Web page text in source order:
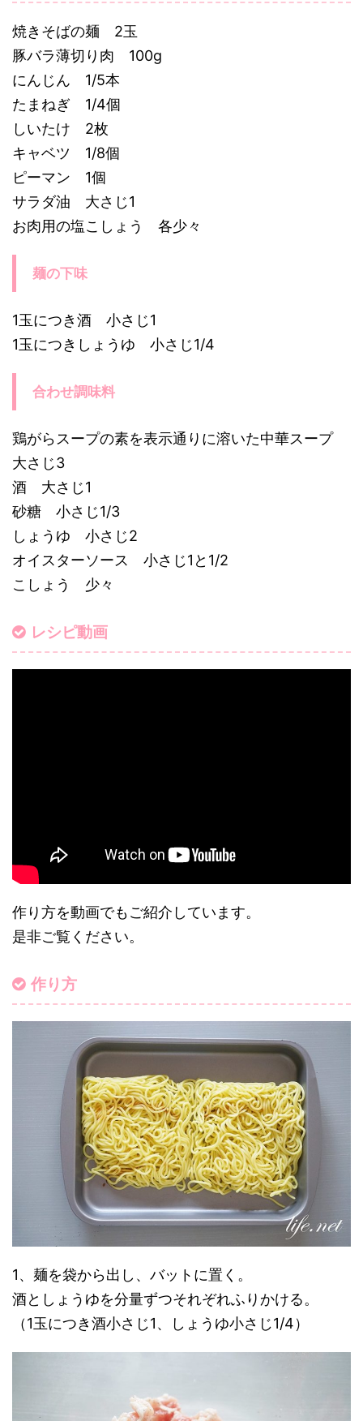
焼きそばの麺 2玉
豚バラ薄切り肉 100g
にんじん 1/5本
たまねぎ 1/4個
しいたけ 2枚
キャベツ 1/8個
ピーマン 1個
サラダ油 大さじ1
お肉用の塩こしょう 各少々
麺の下味
1玉につき酒 小さじ1
1玉につきしょうゆ 小さじ1/4
合わせ調味料
鶏がらスープの素を表示通りに溶いた中華スープ
大さじ3
酒 大さじ1
砂糖 小さじ1/3
しょうゆ 小さじ2
オイスターソース 小さじ1と1/2
こしょう 少々
レシピ動画
作り方を動画でもご紹介しています。
是非ご覧ください。
作り方
1、麺を袋から出し、バットに置く。
酒としょうゆを分量ずつそれぞれふりかける。
（1玉につき酒小さじ1、しょうゆ小さじ1/4）